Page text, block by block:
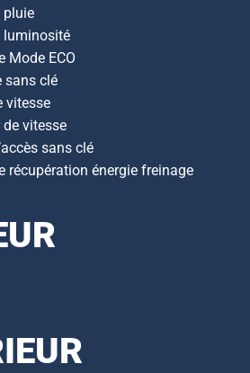
pluie
luminosité
Mode ECO
sans clé
vitesse
de vitesse
sans clé
récupération énergie freinage